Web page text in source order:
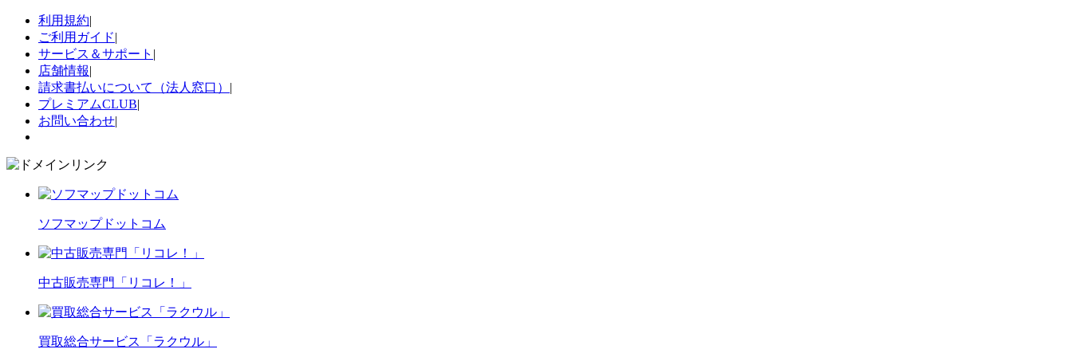
利用規約|
ご利用ガイド|
サービス＆サポート |
店舗情報|
請求書払いについて（法人窓口） |
プレミアムCLUB|
お問い合わせ|
ソフマップドットコム
中古販売専門「リコレ！」
買取総合サービス「ラクウル」